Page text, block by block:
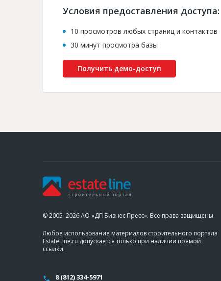
Условия предоставления доступа:
10 просмотров любых страниц и контактов
30 минут просмотра базы
Получить демо-доступ
© 2005–2026 АО «ДП Бизнес Пресс». Все права защищены
Любое использование материалов строительного портала
EstateLine.ru допускается только при наличии прямой
ссылки.
8 (812) 334-5971